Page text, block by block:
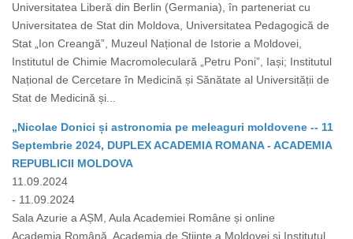
Universitatea Liberă din Berlin (Germania), în parteneriat cu
Universitatea de Stat din Moldova, Universitatea Pedagogică de
Stat „Ion Creangă”, Muzeul Național de Istorie a Moldovei,
Institutul de Chimie Macromoleculară „Petru Poni”, Iași; Institutul
Național de Cercetare în Medicină și Sănătate al Universității de
Stat de Medicină și...
„Nicolae Donici și astronomia pe meleaguri moldovene -- 11
Septembrie 2024, DUPLEX ACADEMIA ROMANA - ACADEMIA
REPUBLICII MOLDOVA
11.09.2024
- 11.09.2024
Sala Azurie a AȘM, Aula Academiei Române și online
Academia Română, Academia de Științe a Moldovei și Institutul